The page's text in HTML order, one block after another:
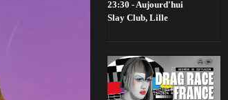
23:30 - Aujourd'hui
Slay Club, Lille